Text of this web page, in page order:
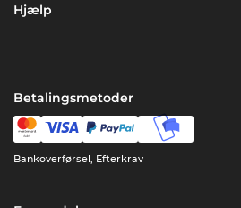
Hjælp
Betalingsmetoder
Bankoverførsel, Efterkrav